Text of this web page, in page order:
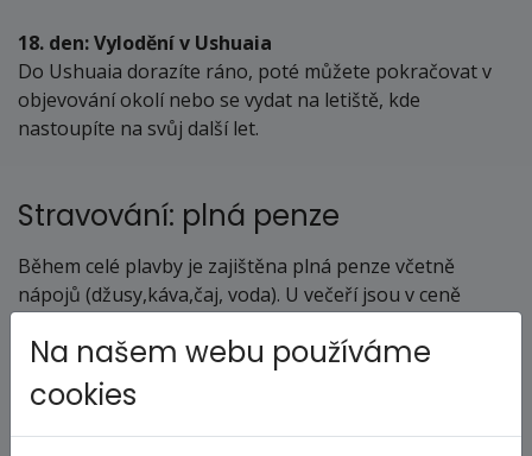
18. den: Vylodění v Ushuaia
Do Ushuaia dorazíte ráno, poté můžete pokračovat v
objevování okolí nebo se vydat na letiště, kde
nastoupíte na svůj další let.
Stravování: plná penze
Během celé plavby je zajištěna plná penze včetně
nápojů (džusy,káva,čaj, voda). U večeří jsou v ceně
nealkoholické je možné zakoupit v baru.
Doprava: vlastní
Na našem webu používáme
cookies